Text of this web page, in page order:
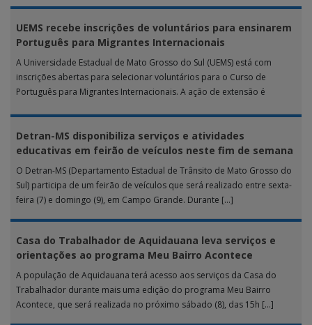
UEMS recebe inscrições de voluntários para ensinarem
Português para Migrantes Internacionais
A Universidade Estadual de Mato Grosso do Sul (UEMS) está com
inscrições abertas para selecionar voluntários para o Curso de
Português para Migrantes Internacionais. A ação de extensão é
Detran-MS disponibiliza serviços e atividades
educativas em feirão de veículos neste fim de semana
O Detran-MS (Departamento Estadual de Trânsito de Mato Grosso do
Sul) participa de um feirão de veículos que será realizado entre sexta-
feira (7) e domingo (9), em Campo Grande. Durante […]
Casa do Trabalhador de Aquidauana leva serviços e
orientações ao programa Meu Bairro Acontece
A população de Aquidauana terá acesso aos serviços da Casa do
Trabalhador durante mais uma edição do programa Meu Bairro
Acontece, que será realizada no próximo sábado (8), das 15h […]